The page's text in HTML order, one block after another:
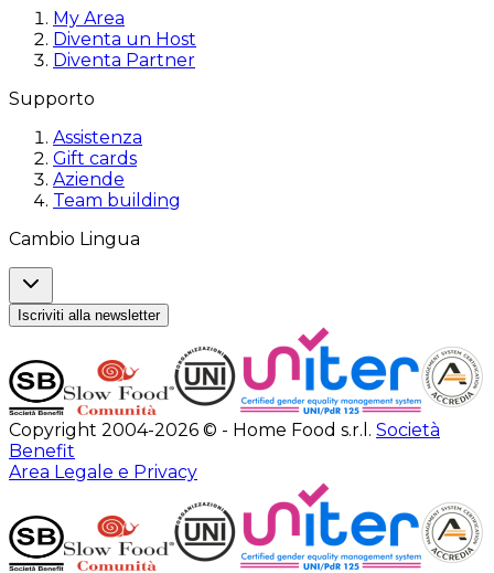
My Area
Diventa un Host
Diventa Partner
Supporto
Assistenza
Gift cards
Aziende
Team building
Cambio Lingua
Iscriviti alla newsletter
Copyright 2004-2026 © - Home Food s.r.l. Società
Benefit
Area Legale e Privacy